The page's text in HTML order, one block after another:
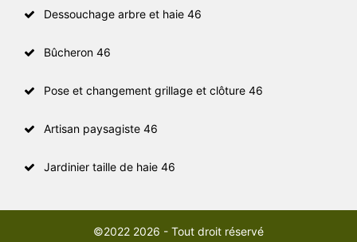
Dessouchage arbre et haie 46
Bûcheron 46
Pose et changement grillage et clôture 46
Artisan paysagiste 46
Jardinier taille de haie 46
©2022 2026 - Tout droit réservé